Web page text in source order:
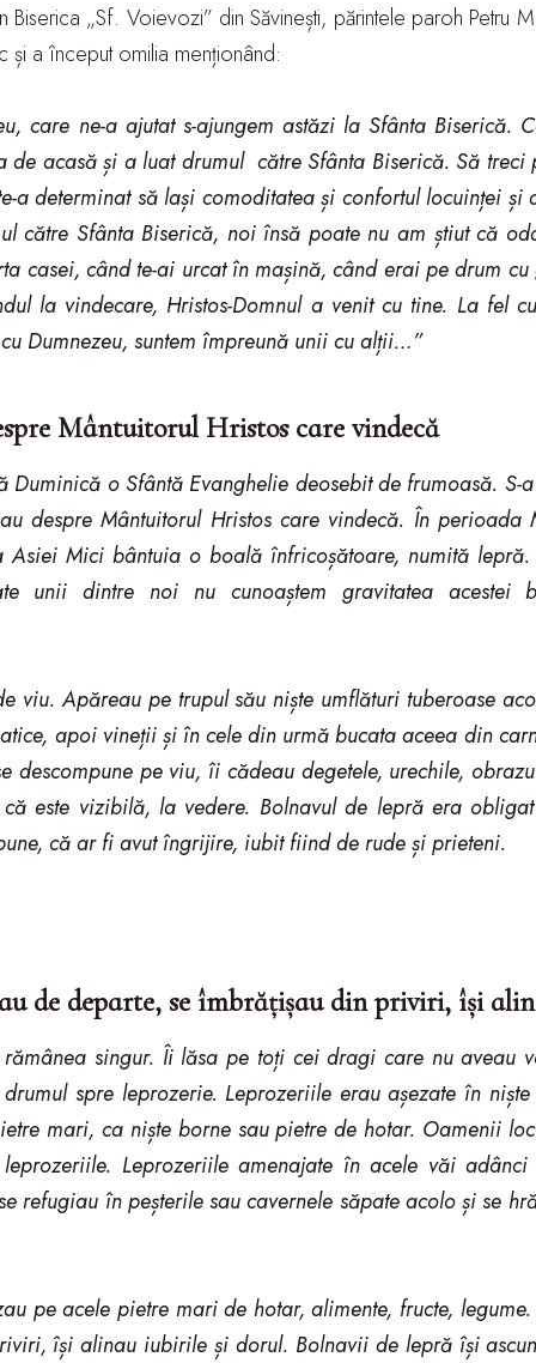
Biserica „Sf. Voievozi” din Săvinești, părintele paroh Petru
și a început omilia menționând:
care ne-a ajutat s-ajungem astăzi la Sfânta Biserică.
de acasă și a luat drumul către Sfânta Biserică. Să
a determinat să lași comoditatea și confortul locuinței și
către Sfânta Biserică, noi însă poate nu am știut că
casei, când te-ai urcat în mașină, când erai pe drum
la vindecare, Hristos-Domnul a venit cu tine. La fel
Dumnezeu, suntem împreună unii cu alții…”
Mântuitorul Hristos care vindecă
Duminică o Sfântă Evanghelie deosebit de frumoasă.
despre Mântuitorul Hristos care vindecă. În perioada
Mici bântuia o boală înfricoșătoare, numită
unii dintre noi nu cunoaștem gravitatea acestei
viu. Apăreau pe trupul său niște umflături tuberoase
apoi vineții și în cele din urmă bucata aceea din
descompune pe viu, îi cădeau degetele, urechile,
este vizibilă, la vedere. Bolnavul de lepră era
că ar fi avut îngrijire, iubit fiind de rude și prieteni.
de departe, se îmbrățișau din priviri, își
singur. Îi lăsa pe toți cei dragi care nu aveau
spre leprozerie. Leprozeriile erau așezate în
mari, ca niște borne sau pietre de hotar. Oamenii
Leprozeriile amenajate în acele văi
refugiau în peșterile sau cavernele săpate acolo și se
pe acele pietre mari de hotar, alimente, fructe,
își alinau iubirile și dorul. Bolnavii de lepră își